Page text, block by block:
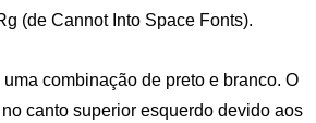
(de Cannot Into Space Fonts).
combinação de preto e branco. O
canto superior esquerdo devido aos